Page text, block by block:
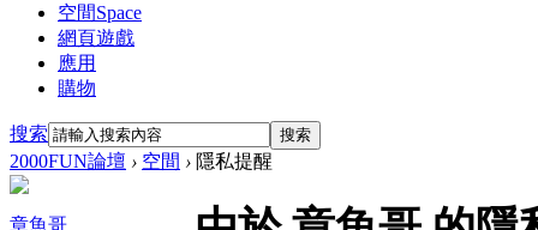
空間Space
網頁遊戲
應用
購物
搜索 搜索
2000FUN論壇 › 空間 › 隱私提醒
章魚哥